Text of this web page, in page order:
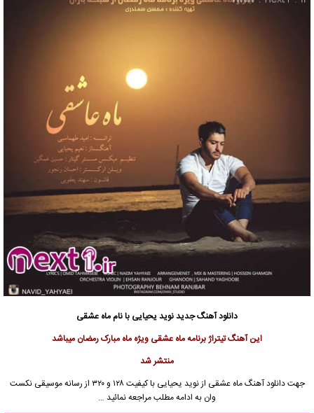
دانلود آهنگ جدیدنوید یحیایی با نامماه عشقی
این آهنگ تیتراژ برنامه ماه عشقی ویژه ماه مبارک رمضان میباشد
منتشر شد
جهت دانلود آهنگ ماه عشقی ازنوید یحیایی
با کیفیت ۱۲۸ و ۳۲۰ از رسانه موسیقی نکست
وان به ادامه مطلب مراجعه نمائید …